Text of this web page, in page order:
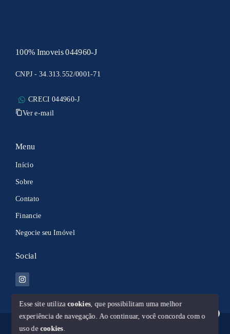
100% Imoveis 044960-J
CNPJ - 34.313.552/0001-71
CRECI 044960-J
Ver e-mail
Menu
Início
Sobre
Contato
Financie
Negocie seu Imóvel
Social
© Copyright 2026 - 100% Imoveis 044960-J - Todos os direitos
Esse site utilizacookies, que possibilitam uma melhor
experiência de navegação. Ao continuar, você concorda com o
uso decookies.